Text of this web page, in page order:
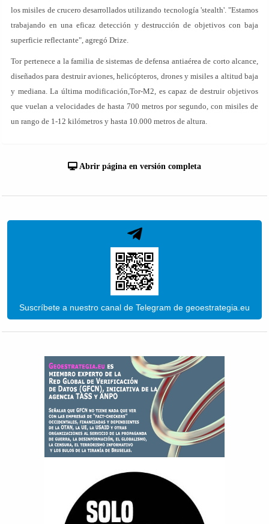
los misiles de crucero desarrollados utilizando tecnología 'stealth'. "Estamos
trabajando en una eficaz detección y destrucción de objetivos con baja
superficie reflectante", agregó Drize.
Tor pertenece a la familia de sistemas de defensa antiaérea de corto alcance,
diseñados para destruir aviones, helicópteros, drones y misiles a altitud baja
y mediana. La última modificación,Tor-M2, es capaz de destruir objetivos
que vuelan a velocidades de hasta 700 metros por segundo, con misiles de
un rango de 1-12 kilómetros y hasta 10.000 metros de altura.
Abrir página en versión completa
Suscríbete a nuestro canal de Telegram de geoestrategia.eu